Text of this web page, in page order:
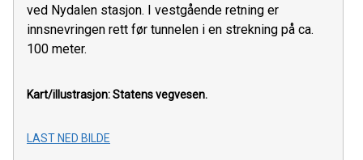
ved Nydalen stasjon. I vestgående retning er
innsnevringen rett før tunnelen i en strekning på ca.
100 meter.
Kart/illustrasjon: Statens vegvesen.
LAST NED BILDE